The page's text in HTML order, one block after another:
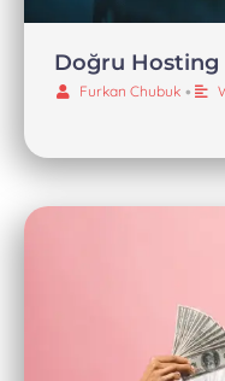
Doğru Hosting
Furkan Chubuk •